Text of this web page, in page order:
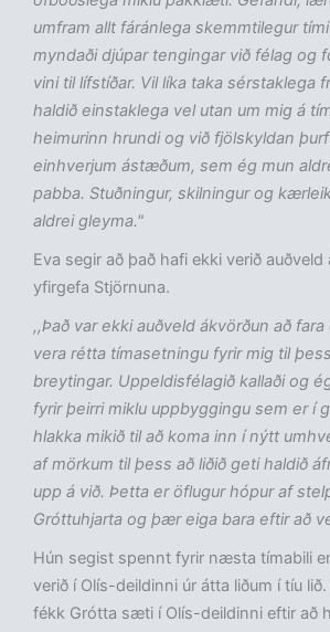
umfram allt fáránlega skemmtilegur
myndaði djúpar tengingar við félag og
vini til lífstíðar. Vil líka taka sérstaklega
haldið einstaklega vel utan um mig á
heimurinn hrundi og við fjölskyldan
einhverjum ástæðum, sem ég mun
pabba. Stuðningur, skilningur og
aldrei gleyma."
Eva segir að það hafi ekki verið auðveld
yfirgefa Stjörnuna.
,,Það var ekki auðveld ákvörðun að
vera rétta tímasetningu fyrir mig til
breytingar. Uppeldisfélagið kallaði og
fyrir þeirri miklu uppbyggingu sem er í
hlakka mikið til að koma inn í nýtt
af mörkum til þess að liðið geti haldið
upp á við. Þetta er öflugur hópur af
Gróttuhjarta og þær eiga bara eftir að
Hún segist spennt fyrir næsta tímabili
verið í Olís-deildinni úr átta liðum í tíu
fékk Grótta sæti í Olís-deildinni eftir að